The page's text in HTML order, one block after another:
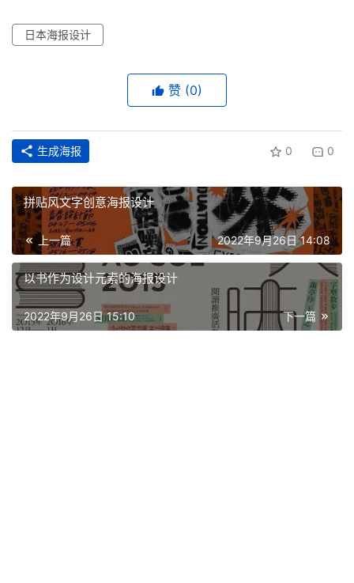
日本海报设计
赞 (0)
生成海报 0 0
拼贴风文字创意海报设计
上一篇 2022年9月26日 14:08
以书作为设计元素的海报设计
下一篇
2022年9月26日 15:10